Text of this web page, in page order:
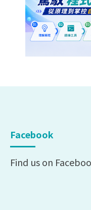
Facebook
Find us on